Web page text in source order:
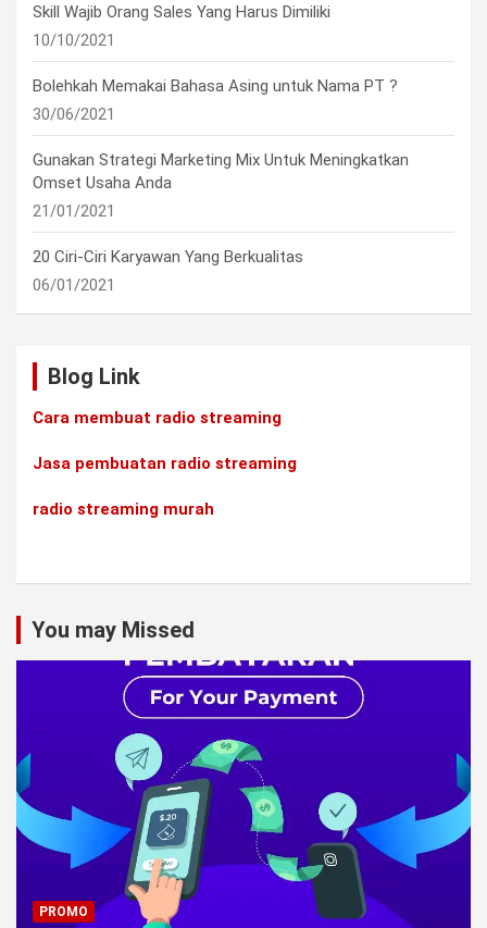
Skill Wajib Orang Sales Yang Harus Dimiliki
10/10/2021
Bolehkah Memakai Bahasa Asing untuk Nama PT ?
30/06/2021
Gunakan Strategi Marketing Mix Untuk Meningkatkan
Omset Usaha Anda
21/01/2021
20 Ciri-Ciri Karyawan Yang Berkualitas
06/01/2021
Blog Link
Cara membuat radio streaming
Jasa pembuatan radio streaming
radio streaming murah
You may Missed
PROMO